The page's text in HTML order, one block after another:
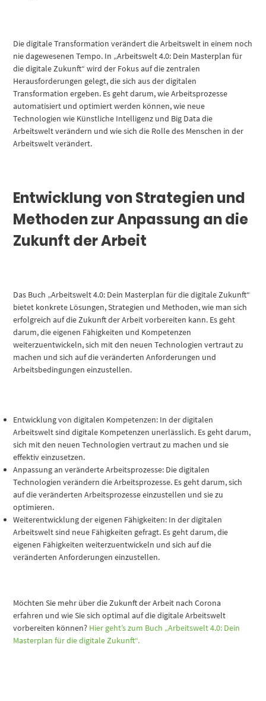
Die digitale Transformation verändert die Arbeitswelt in einem noch
nie dagewesenen Tempo. In „Arbeitswelt 4.0: Dein Masterplan für
die digitale Zukunft“ wird der Fokus auf die zentralen
Herausforderungen gelegt, die sich aus der digitalen
Transformation ergeben. Es geht darum, wie Arbeitsprozesse
automatisiert und optimiert werden können, wie neue
Technologien wie Künstliche Intelligenz und Big Data die
Arbeitswelt verändern und wie sich die Rolle des Menschen in der
Arbeitswelt verändert.
Entwicklung von Strategien und
Methoden zur Anpassung an die
Zukunft der Arbeit
Das Buch „Arbeitswelt 4.0: Dein Masterplan für die digitale Zukunft“
bietet konkrete Lösungen, Strategien und Methoden, wie man sich
erfolgreich auf die Zukunft der Arbeit vorbereiten kann. Es geht
darum, die eigenen Fähigkeiten und Kompetenzen
weiterzuentwickeln, sich mit den neuen Technologien vertraut zu
machen und sich auf die veränderten Anforderungen und
Arbeitsbedingungen einzustellen.
Entwicklung von digitalen Kompetenzen: In der digitalen
Arbeitswelt sind digitale Kompetenzen unerlässlich. Es geht darum,
sich mit den neuen Technologien vertraut zu machen und sie
effektiv einzusetzen.
Anpassung an veränderte Arbeitsprozesse: Die digitalen
Technologien verändern die Arbeitsprozesse. Es geht darum, sich
auf die veränderten Arbeitsprozesse einzustellen und sie zu
optimieren.
Weiterentwicklung der eigenen Fähigkeiten: In der digitalen
Arbeitswelt sind neue Fähigkeiten gefragt. Es geht darum, die
eigenen Fähigkeiten weiterzuentwickeln und sich auf die
veränderten Anforderungen einzustellen.
Möchten Sie mehr über die Zukunft der Arbeit nach Corona
erfahren und wie Sie sich optimal auf die digitale Arbeitswelt
vorbereiten können? Hier geht’s zum Buch „Arbeitswelt 4.0: Dein
Masterplan für die digitale Zukunft“.